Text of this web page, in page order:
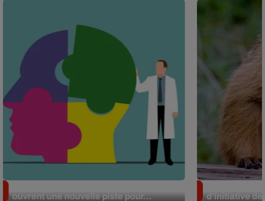
ouvrent une nouvelle piste pour...
d’initiative